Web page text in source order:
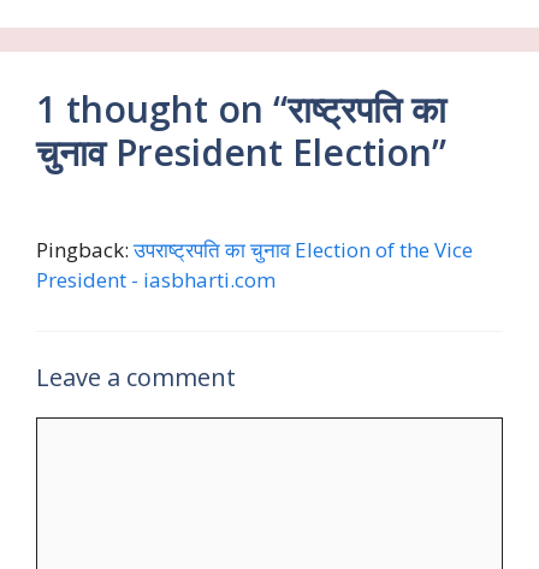
k p
1 thought on “राष्ट्रपति का
चुनाव President Election”
Pingback:उपराष्ट्रपति का चुनाव Election of the Vice
President - iasbharti.com
Leave a comment